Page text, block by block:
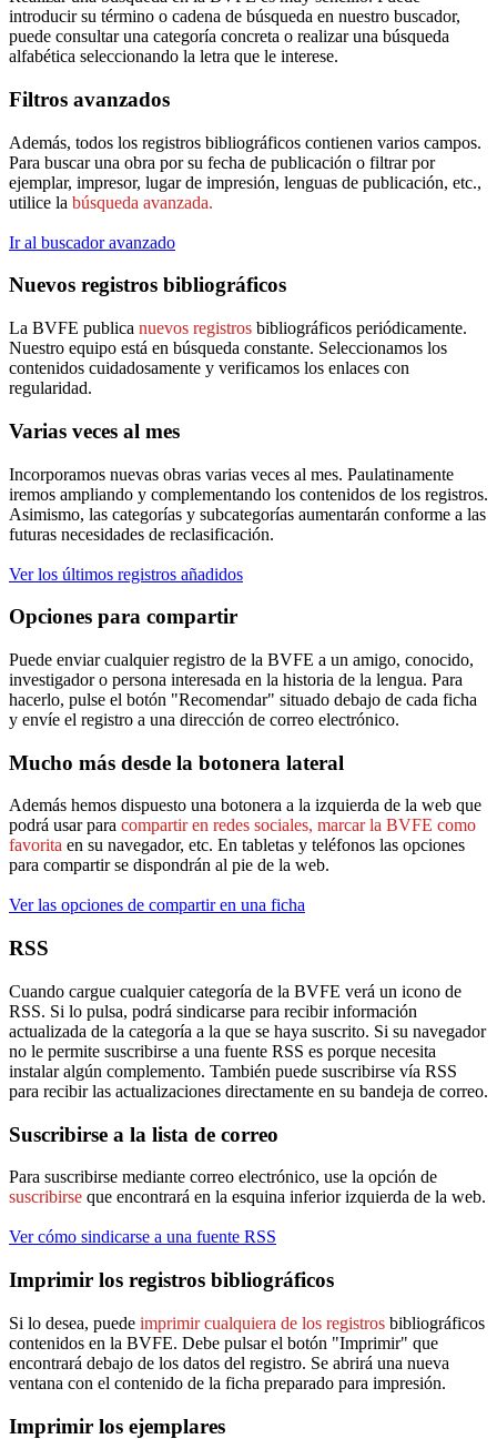
introducir su término o cadena de búsqueda en nuestro buscador,
puede consultar una categoría concreta o realizar una búsqueda
alfabética seleccionando la letra que le interese.
Filtros avanzados
Además, todos los registros bibliográficos contienen varios campos.
Para buscar una obra por su fecha de publicación o filtrar por
ejemplar, impresor, lugar de impresión, lenguas de publicación, etc.,
utilice la búsqueda avanzada.
Ir al buscador avanzado
Nuevos registros bibliográficos
La BVFE publica nuevos registros bibliográficos periódicamente.
Nuestro equipo está en búsqueda constante. Seleccionamos los
contenidos cuidadosamente y verificamos los enlaces con
regularidad.
Varias veces al mes
Incorporamos nuevas obras varias veces al mes. Paulatinamente
iremos ampliando y complementando los contenidos de los registros.
Asimismo, las categorías y subcategorías aumentarán conforme a las
futuras necesidades de reclasificación.
Ver los últimos registros añadidos
Opciones para compartir
Puede enviar cualquier registro de la BVFE a un amigo, conocido,
investigador o persona interesada en la historia de la lengua. Para
hacerlo, pulse el botón "Recomendar" situado debajo de cada ficha
y envíe el registro a una dirección de correo electrónico.
Mucho más desde la botonera lateral
Además hemos dispuesto una botonera a la izquierda de la web que
podrá usar para compartir en redes sociales, marcar la BVFE como
favorita en su navegador, etc. En tabletas y teléfonos las opciones
para compartir se dispondrán al pie de la web.
Ver las opciones de compartir en una ficha
RSS
Cuando cargue cualquier categoría de la BVFE verá un icono de
RSS. Si lo pulsa, podrá sindicarse para recibir información
actualizada de la categoría a la que se haya suscrito. Si su navegador
no le permite suscribirse a una fuente RSS es porque necesita
instalar algún complemento. También puede suscribirse vía RSS
para recibir las actualizaciones directamente en su bandeja de correo.
Suscribirse a la lista de correo
Para suscribirse mediante correo electrónico, use la opción de
suscribirse que encontrará en la esquina inferior izquierda de la web.
Ver cómo sindicarse a una fuente RSS
Imprimir los registros bibliográficos
Si lo desea, puede imprimir cualquiera de los registros bibliográficos
contenidos en la BVFE. Debe pulsar el botón "Imprimir" que
encontrará debajo de los datos del registro. Se abrirá una nueva
ventana con el contenido de la ficha preparado para impresión.
Imprimir los ejemplares